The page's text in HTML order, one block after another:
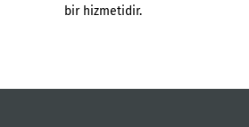
bir hizmetidir.